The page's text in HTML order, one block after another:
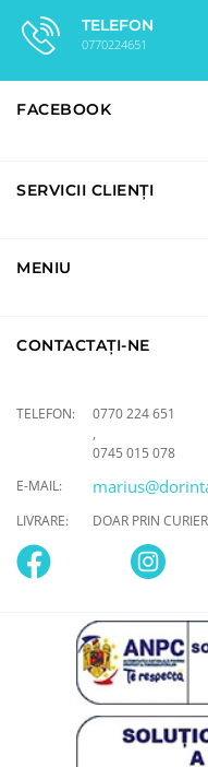
TELEFON
0770224651
FACEBOOK
SERVICII CLIENȚI
MENIU
CONTACTAȚI-NE
TELEFON:
0770 224 651
,
0745 015 078
E-MAIL:
LIVRARE: DOAR PRIN